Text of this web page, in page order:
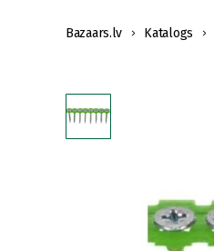
Bazaars.lv Katalogs